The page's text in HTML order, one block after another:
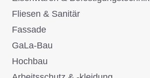
Fliesen & Sanitär
Fassade
GaLa-Bau
Hochbau